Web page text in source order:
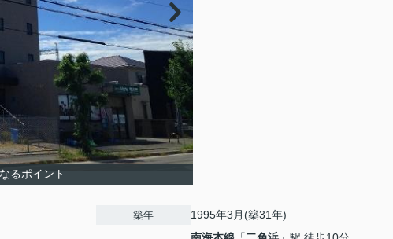
るポイント
築年 1995年3月(築31年)